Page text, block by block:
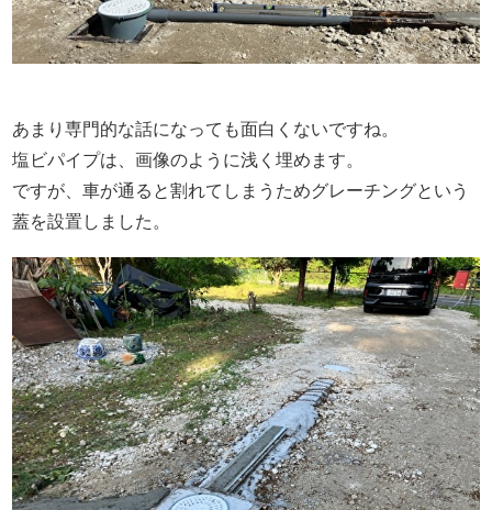
あまり専門的な話になっても面白くないですね。
塩ビパイプは、画像のように浅く埋めます。
ですが、車が通ると割れてしまうためグレーチングという
蓋を設置しました。